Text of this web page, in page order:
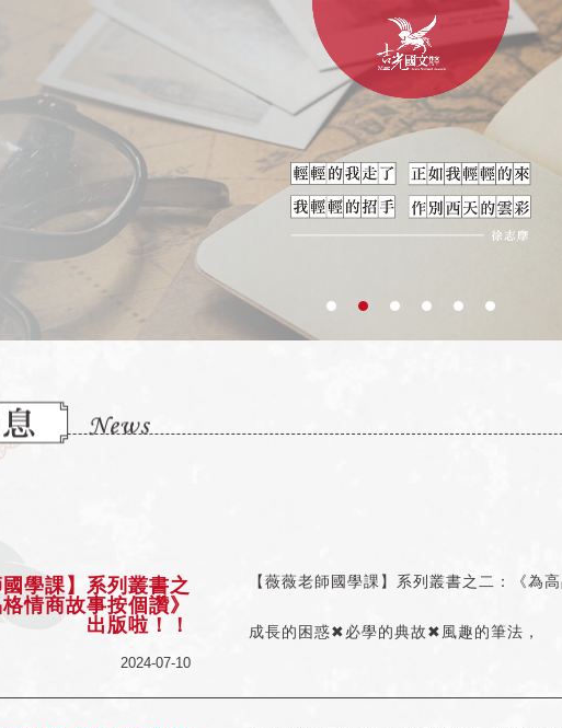
國學課】系列叢書之
情商故事按個讚》
出版啦！！
2024-07-10
【薇薇老師國學課】系列叢書之二：《為
成長的困惑✖必學的典故✖風趣的筆法，
仁愛校
T:02 2701-1866
東湖教室
T:02 2632 9891